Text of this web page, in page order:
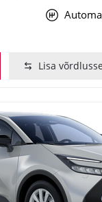
Lisa võrdlusse